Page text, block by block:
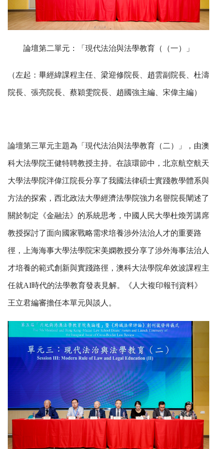
論壇第二單元：「現代法治與法學教育（（一）」
（左起：畢經緯課程主任、梁迎修院長、趙雲副院長、杜濤
院長、張亮院長、蔡穎雯院長、趙國強主編、宋偉主編）
論壇第三單元主題為「現代法治與法學教育（二）」，由澳
科大法學院王健特聘教授主持。在該環節中，北京航空航天
大學法學院泮偉江院長分享了我國法律碩士實踐教學體系與
方法的探索，西北政法大學經濟法學院強力名譽院長闡述了
關於制定《金融法》的系統思考，中國人民大學杜煥芳講席
教授探討了面向國家戰略需求培養涉外法治人才的重要路
徑，上海海事大學法學院宋美嫻教授分享了涉外海事法治人
才培養的範式創新與實踐路徑，澳科大法學院牟效波課程主
任就AI時代的法學教育發表見解。《人大複印報刊資料》
王立君編審擔任本單元與談人。